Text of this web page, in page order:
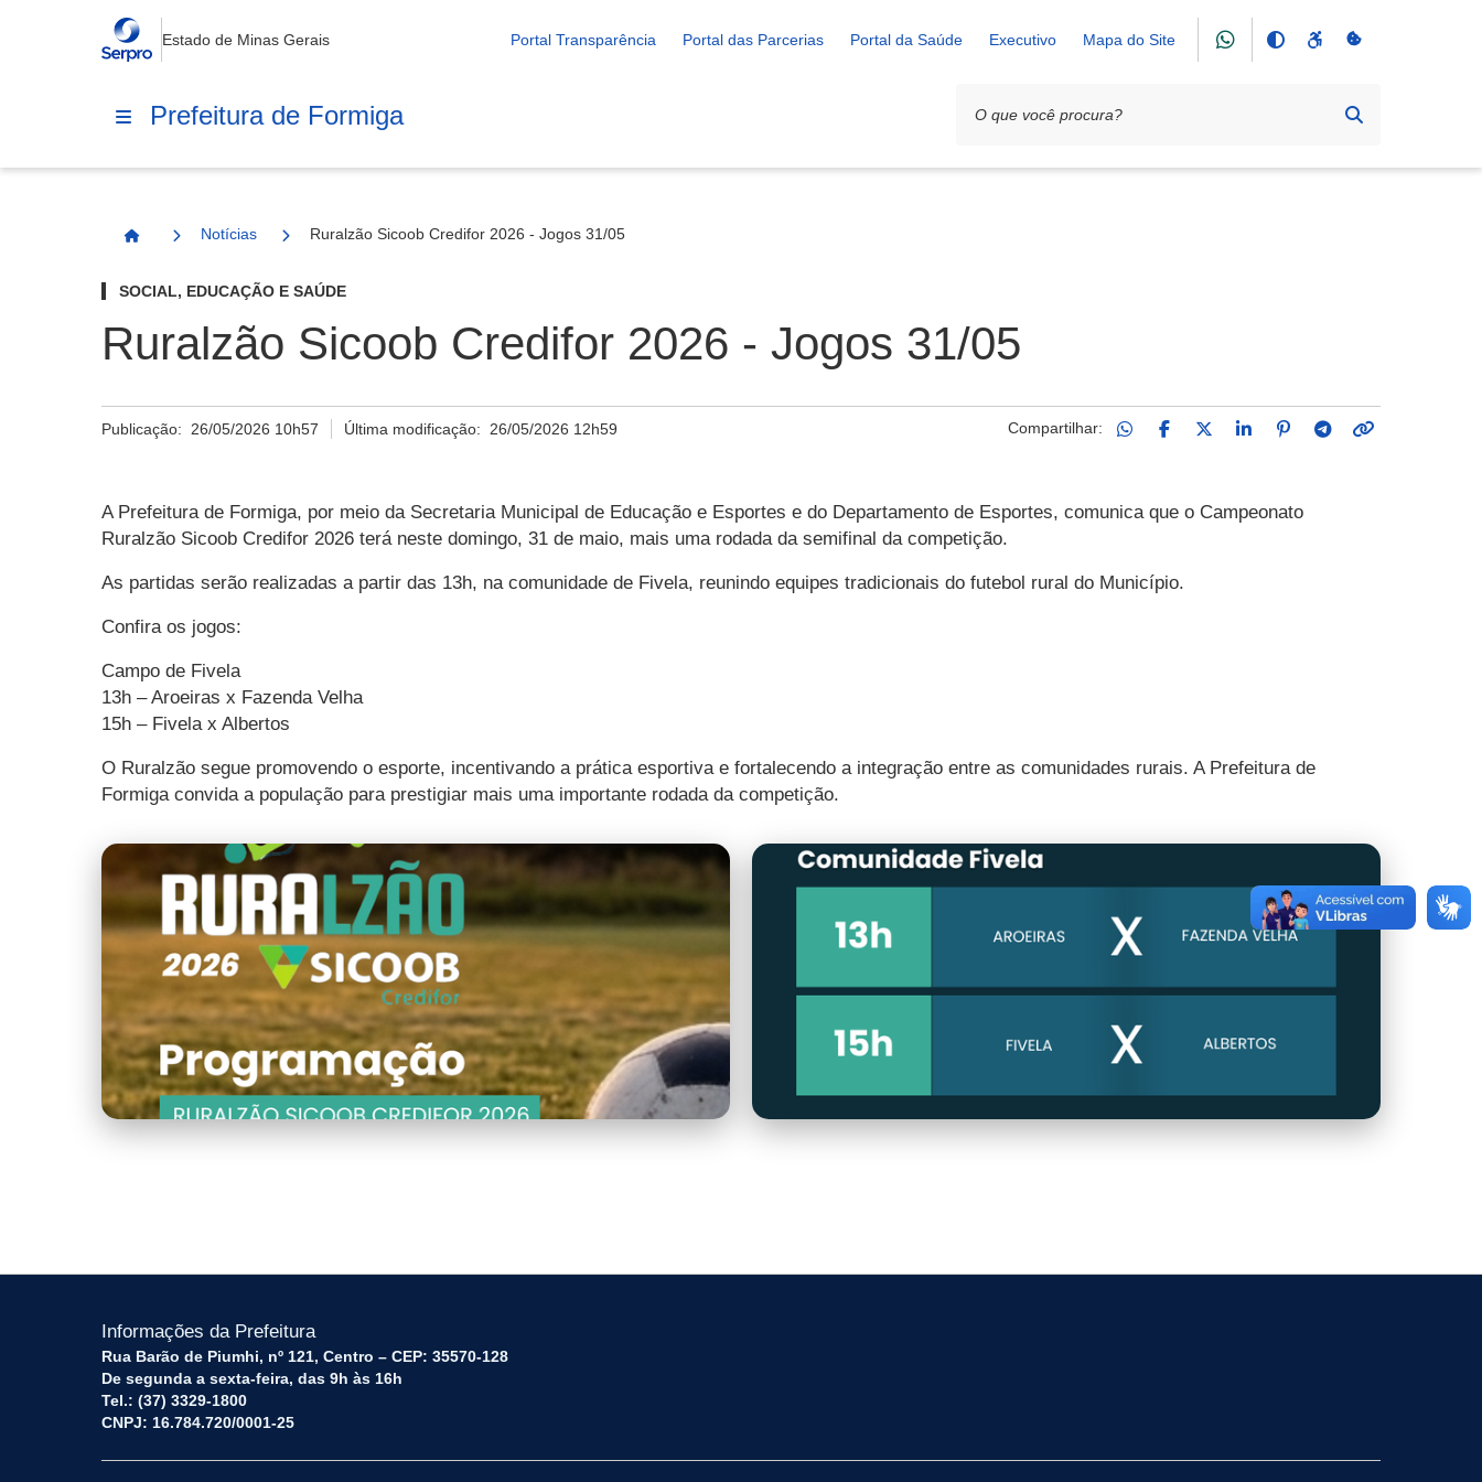
Estado de Minas Gerais Portal Transparência Portal das Parcerias Portal da Saúde Executivo Mapa do Site
Prefeitura de Formiga
Página Inicial
Notícias Ruralzão Sicoob Credifor 2026 - Jogos 31/05
SOCIAL, EDUCAÇÃO E SAÚDE
Ruralzão Sicoob Credifor 2026 - Jogos 31/05
Publicação: 26/05/2026 10h57 Última modificação: 26/05/2026 12h59 Compartilhar:
A Prefeitura de Formiga, por meio da Secretaria Municipal de Educação e Esportes e do Departamento de Esportes, comunica que o Campeonato
Ruralzão Sicoob Credifor 2026 terá neste domingo, 31 de maio, mais uma rodada da semifinal da competição.
As partidas serão realizadas a partir das 13h, na comunidade de Fivela, reunindo equipes tradicionais do futebol rural do Município.
Confira os jogos:
Campo de Fivela
13h – Aroeiras x Fazenda Velha
15h – Fivela x Albertos
O Ruralzão segue promovendo o esporte, incentivando a prática esportiva e fortalecendo a integração entre as comunidades rurais. A Prefeitura de
Formiga convida a população para prestigiar mais uma importante rodada da competição.
Informações da Prefeitura
Rua Barão de Piumhi, nº 121, Centro – CEP: 35570-128
De segunda a sexta-feira, das 9h às 16h
Tel.: (37) 3329-1800
CNPJ: 16.784.720/0001-25